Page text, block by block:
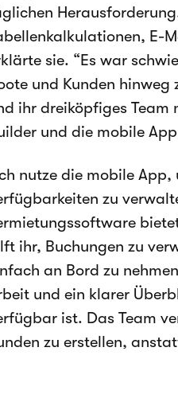
E-
sie. “Es war
und Kunden
ihr dreiköpfiges Team
und die mobile
nutze die mobile
zu
ihr, Buchungen zu
an Bord zu
und ein klarer
ist. Das Team
zu erstellen,